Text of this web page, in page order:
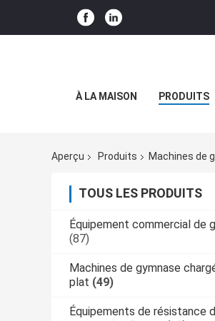
À LA MAISON PRODUITS
Aperçu Produits Machines de
TOUS LES PRODUITS
Équipement commercial de
(87)
Machines de gymnase
plat (49)
Équipements de résistance